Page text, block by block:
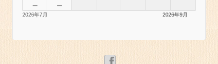
－ －
2026年7月 2026年9月